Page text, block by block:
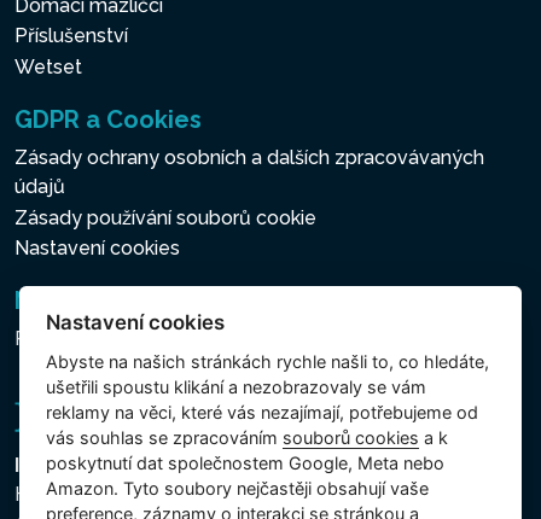
Domácí mazlíčci
Příslušenství
Wetset
GDPR a Cookies
Zásady ochrany osobních a dalších zpracovávaných
údajů
Zásady používání souborů cookie
Nastavení cookies
Newsletter
Přihlášení k odběru novinek
Intex Trading, s.r.o.
Hradecká 2526/3
Nastavení cookies
Abyste na našich stránkách rychle našli to, co hledáte,
ušetřili spoustu klikání a nezobrazovaly se vám
reklamy na věci, které vás nezajímají, potřebujeme od
vás souhlas se zpracováním souborů cookies a k
poskytnutí dat společnostem Google, Meta nebo
Amazon. Tyto soubory nejčastěji obsahují vaše
preference, záznamy o interakci se stránkou a